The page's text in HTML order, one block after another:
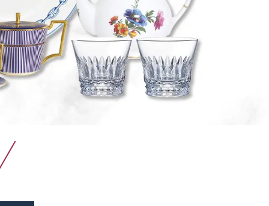
おもちゃ買取 電子辞書買取
Apple買取 レコード買取